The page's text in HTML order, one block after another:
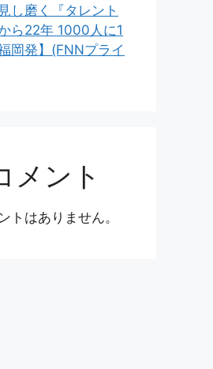
し磨く『タレント
ら22年 1000人に1
岡発】(FNNプライ
メント
トはありません。